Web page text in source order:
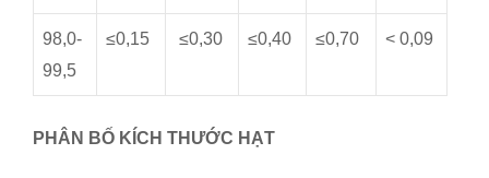
98,0-
99,5
≤0,15 ≤0,30 ≤0,40 ≤0,70 < 0,09
PHÂN BỐ KÍCH THƯỚC HẠT